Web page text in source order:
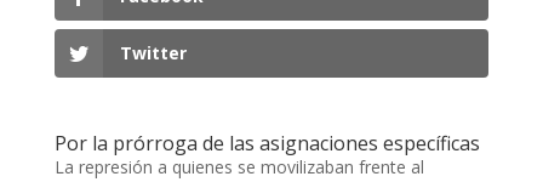
Twitter
Por la prórroga de las asignaciones específicas
La represión a quienes se movilizaban frente al